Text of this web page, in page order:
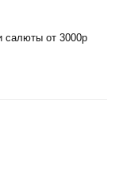
салюты от 3000р